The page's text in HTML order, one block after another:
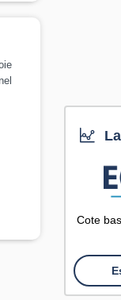
Cote